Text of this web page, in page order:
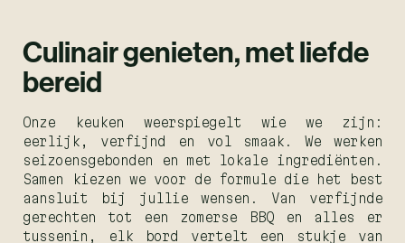
Culinair genieten, met liefde
bereid
Onze keuken weerspiegelt wie we zijn:
eerlijk, verfijnd en vol smaak. We werken
seizoensgebonden en met lokale ingrediënten.
Samen kiezen we voor de formule die het best
aansluit bij jullie wensen. Van verfijnde
gerechten tot een zomerse BBQ en alles er
tussenin, elk bord vertelt een stukje van